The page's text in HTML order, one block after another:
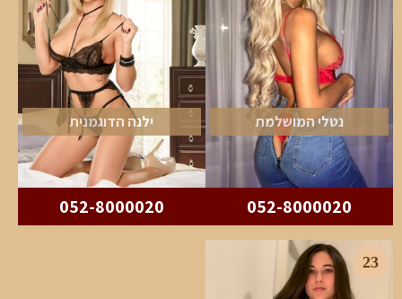
נטלי המושלמת
052-8000020
ילנה הדוגמנית
052-8000020
23